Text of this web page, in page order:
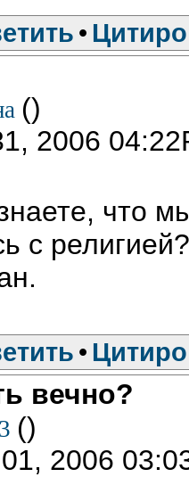
•
()
2006
что
с
•
вечно?
()
2006